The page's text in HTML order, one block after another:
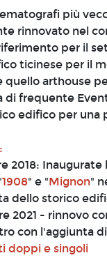
più
rinnovato nel
per il
ticinese per il
quello arthouse
di frequente
edifico per una
2018: Inaugurate
1908" e "Mignon"
dello storico
2021 - rinnovo
con l'aggiunta
doppi e singoli